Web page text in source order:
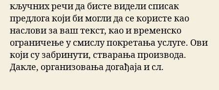
кључних речи да бисте видели списак
предлога који би могли да се користе као
наслови за ваш текст, као и временско
ограничење у смислу покретања услуге. Ови
који су забринути, стварања производа.
Дакле, организовања догађаја и сл.